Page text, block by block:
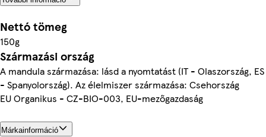
Nettó tömeg
150g
Származási ország
A mandula származása: lásd a nyomtatást (IT - Olaszország, ES
- Spanyolország). Az élelmiszer származása: Csehország
EU Organikus - CZ-BIO-003, EU-mezőgazdaság
Márkainformáció